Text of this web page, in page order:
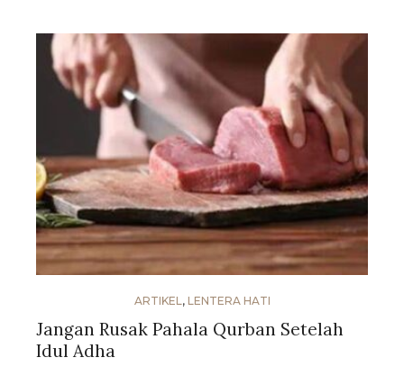
ARTIKEL , LENTERA HATI
Jangan Rusak Pahala Qurban Setelah
Idul Adha